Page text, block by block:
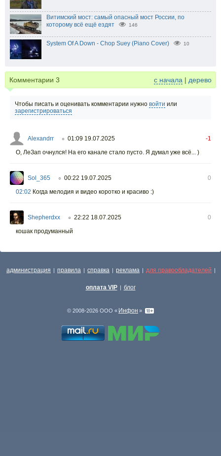
Витимский мост: самый опасный мост России, по
которому всё ещё ездят
146
System Of A Down - Chop Suey (Piano Cover) 10
Комментарии 3 с начала | дерево
Чтобы писать и оценивать комментарии нужно войти или
зарегистрироваться
Alexandrr ○ 01:09 19.07.2025
-1
О, ЛеЗап очнулся! На его канале стало пусто. Я думал уже всё... )
Sol_365 ○ 00:22 19.07.2025
0
02:02 Когда мелодия и видео коротко и красиво :)
Shepherdxx ○ 22:22 18.07.2025
0
кошак продуманный
администрация | правила | справка | реклама | для правообладателей |
оплата VIP | блог
© 2008-2026 ООО « Инфон »